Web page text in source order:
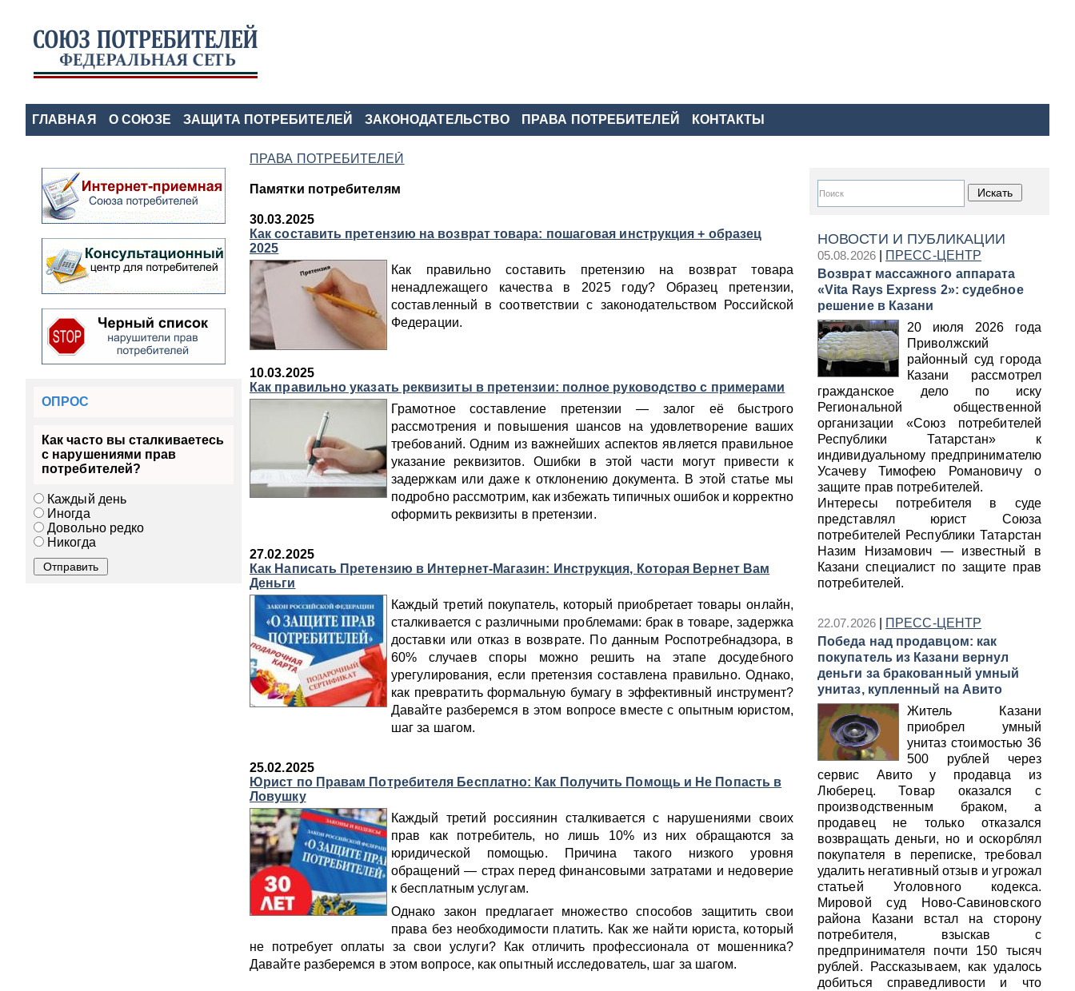
ГЛАВНАЯ О СОЮЗЕ ЗАЩИТА ПОТРЕБИТЕЛЕЙ ЗАКОНОДАТЕЛЬСТВО ПРАВА ПОТРЕБИТЕЛЕЙ КОНТАКТЫ
ОПРОС
Как часто вы сталкиваетесь
с нарушениями прав
потребителей?
Каждый день
Иногда
Довольно редко
Никогда
НОВОСТИ И ПУБЛИКАЦИИ
05.08.2026|
ПРЕСС-ЦЕНТР
Возврат массажного аппарата
«Vita Rays Express 2»: судебное
решение в Казани
20 июля 2026 года
Приволжский
районный суд города
Казани рассмотрел
гражданское дело по иску
Региональной общественной
организации «Союз потребителей
Республики Татарстан» к
индивидуальному предпринимателю
Усачеву Тимофею Романовичу о
защите прав потребителей.
Интересы потребителя в суде
представлял юрист Союза
потребителей Республики Татарстан
Назим Низамович — известный в
Казани специалист по защите прав
потребителей.
22.07.2026|
ПРЕСС-ЦЕНТР
Победа над продавцом: как
покупатель из Казани вернул
деньги за бракованный умный
унитаз, купленный на Авито
Житель Казани
приобрел умный
унитаз стоимостью 36
500 рублей через
сервис Авито у продавца из
Люберец. Товар оказался с
производственным браком, а
продавец не только отказался
возвращать деньги, но и оскорблял
покупателя в переписке, требовал
удалить негативный отзыв и угрожал
статьей Уголовного кодекса.
Мировой суд Ново-Савиновского
района Казани встал на сторону
потребителя, взыскав с
предпринимателя почти 150 тысяч
рублей. Рассказываем, как удалось
добиться справедливости и что
ПРАВА ПОТРЕБИТЕЛЕЙ
Памятки потребителям
30.03.2025
Как составить претензию на возврат товара: пошаговая инструкция + образец
2025
Как правильно составить претензию на возврат товара
ненадлежащего качества в 2025 году? Образец претензии,
составленный в соответствии с законодательством Российской
Федерации.
10.03.2025
Как правильно указать реквизиты в претензии: полное руководство с примерами
Грамотное составление претензии — залог её быстрого
рассмотрения и повышения шансов на удовлетворение ваших
требований. Одним из важнейших аспектов является правильное
указание реквизитов. Ошибки в этой части могут привести к
задержкам или даже к отклонению документа. В этой статье мы
подробно рассмотрим, как избежать типичных ошибок и корректно
оформить реквизиты в претензии.
27.02.2025
Как Написать Претензию в Интернет-Магазин: Инструкция, Которая Вернет Вам
Деньги
Каждый третий покупатель, который приобретает товары онлайн,
сталкивается с различными проблемами: брак в товаре, задержка
доставки или отказ в возврате. По данным Роспотребнадзора, в
60% случаев споры можно решить на этапе досудебного
урегулирования, если претензия составлена правильно. Однако,
как превратить формальную бумагу в эффективный инструмент?
Давайте разберемся в этом вопросе вместе с опытным юристом,
шаг за шагом.
25.02.2025
Юрист по Правам Потребителя Бесплатно: Как Получить Помощь и Не Попасть в
Ловушку
Каждый третий россиянин сталкивается с нарушениями своих
прав как потребитель, но лишь 10% из них обращаются за
юридической помощью. Причина такого низкого уровня
обращений — страх перед финансовыми затратами и недоверие
к бесплатным услугам.
Однако закон предлагает множество способов защитить свои
права без необходимости платить. Как же найти юриста, который
не потребует оплаты за свои услуги? Как отличить профессионала от мошенника?
Давайте разберемся в этом вопросе, как опытный исследователь, шаг за шагом.